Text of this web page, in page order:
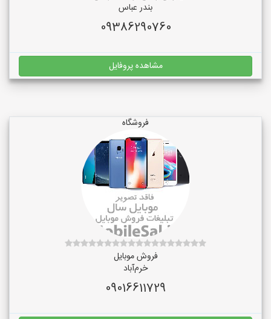
بندر عباس
09386290760
مشاهده پروفایل
فروشگاه
فروش موبایل
خرم‌آباد
09016611729